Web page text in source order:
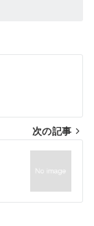
次の記事